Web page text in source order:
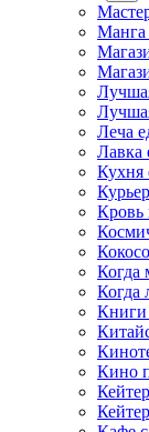
Манга
Леча
Лавка
Кухня
Кровь
Когда
Когда
Книги
Кино